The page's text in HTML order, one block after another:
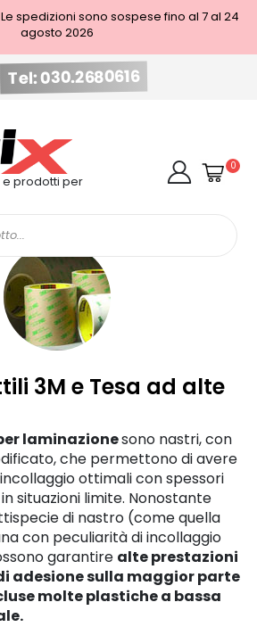
spedizioni sono sospese fino al 7 al 24
agosto 2026
Tel: 030.2680616
e prodotti per
Cerca Cart
0
3M e Tesa ad alte
laminazionesono nastri, con
che permettono di avere
ottimali con spessori
situazioni limite. Nonostante
di nastro (come quella
con peculiarità di incollaggio
garantire alte prestazioni
adesione sulla maggior parte
molte plastiche a bassa